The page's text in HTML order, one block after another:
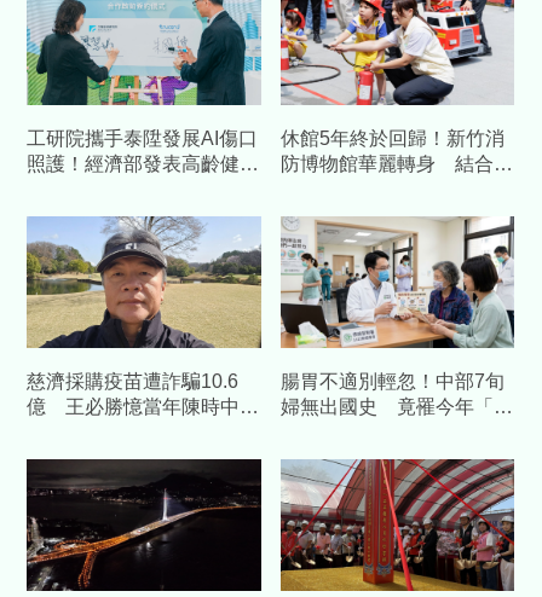
工研院攜手泰陞發展AI傷口
照護！經濟部發表高齡健康
休館5年終於回歸！新竹消
防博物館華麗轉身 結合科
慈濟採購疫苗遭詐騙10.6
億 王必勝憶當年陳時中睿
腸胃不適別輕忽！中部7旬
婦無出國史 竟罹今年「首